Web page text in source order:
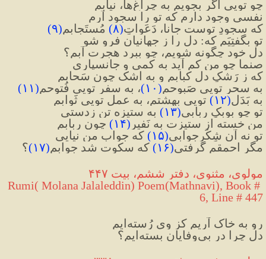
چو تویی اگر بجویم به چراغ‌ها، نیابم
نفسی وجود دارم که تو را سجود آرم
که سجودِ توست جانا، دَعَواتِ(۸) مُستَجابم(۹)
تو بگفتِیَم که: دل را ز جهانیان فرو شو
دلِ خود چگونه شویم، چو ببرد هجرت آبم؟
صنما چو من کم آید به کمی و جانسپاری
که ز رَشکِ دل کبابم و به اشک چون سَحابم
به سحر تویی صَبوحم(۱۰)، به سفر تویی فُتوحم(۱۱)
به بَدَل(۱۲) تویی بهشتم، به عمل تویی ثَوابم
تو چو بوبکِ ربابی(۱۳) به ستیزه تن زدستی
منِ خسته از ستیزت به نَفیر (۱۴) چون ربابم
تو نه آن شِکَرجوابی(۱۵) که جوابِ من نیایی
مگر احمقم گرفتی(۱۶) که سکوت شد جوابم(۱۷)؟
مولوی، مثنوی، دفتر ششم، بیت ۴۴۷
Rumi( Molana Jalaleddin) Poem(Mathnavi), Book #
6, Line # 447
رو به خاک آریم کز وی رُسته‌ایم
دل چرا در بی‌وفایان بسته‌ایم؟